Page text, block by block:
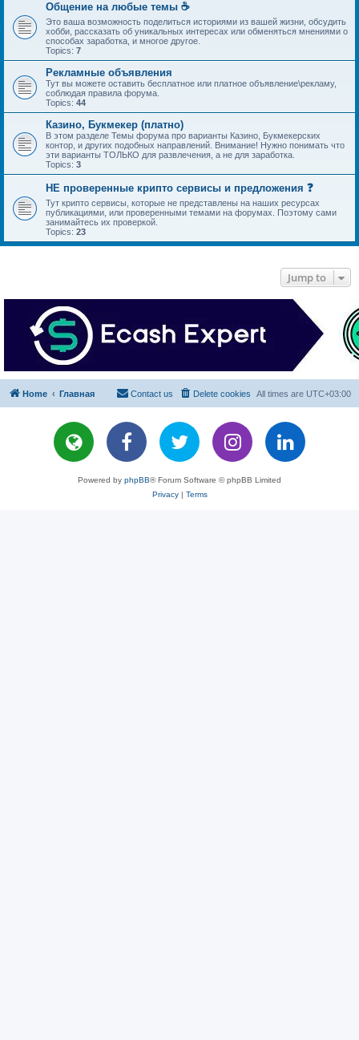
Общение на любые темы ☕
Это ваша возможность поделиться историями из вашей жизни, обсудить
хобби, рассказать об уникальных интересах или обменяться мнениями о
способах заработка, и многое другое.
Topics: 7
Рекламные объявления
Тут вы можете оставить бесплатное или платное объявление\рекламу,
соблюдая правила форума.
Topics: 44
Казино, Букмекер (платно)
В этом разделе Темы форума про варианты Казино, Букмекерских
контор, и других подобных направлений. Внимание! Нужно понимать что
эти варианты ТОЛЬКО для развлечения, а не для заработка.
Topics: 3
НЕ проверенные крипто сервисы и предложения ❓
Тут крипто сервисы, которые не представлены на наших ресурсах
публикациями, или проверенными темами на форумах. Поэтому сами
занимайтесь их проверкой.
Topics: 23
Jump to
Home Главная All times are UTC+03:00
Delete cookies
Contact us
Powered by phpBB® Forum Software © phpBB Limited
Privacy| Terms